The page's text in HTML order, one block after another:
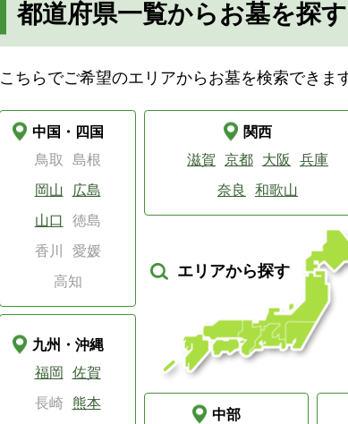
都道府県一覧からお墓を探す
こちらでご希望のエリアからお墓を検索できます
エリアから探す
中部
関西
滋賀
京都 大阪
兵庫
奈良
和歌山
中国・四国
鳥取
島根
岡山
広島
山口
徳島
香川
愛媛
高知
九州・沖縄
福岡
佐賀
長崎
熊本